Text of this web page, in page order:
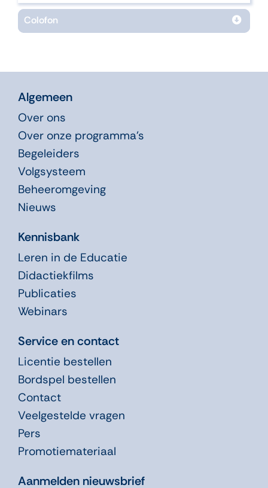
Colofon
Algemeen
Over ons
Over onze programma’s
Begeleiders
Volgsysteem
Beheeromgeving
Nieuws
Kennisbank
Leren in de Educatie
Didactiekfilms
Publicaties
Webinars
Service en contact
Licentie bestellen
Bordspel bestellen
Contact
Veelgestelde vragen
Pers
Promotiemateriaal
Aanmelden nieuwsbrief